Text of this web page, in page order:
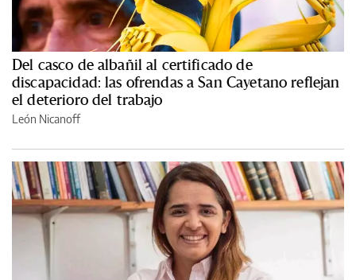
Del casco de albañil al certificado de
discapacidad: las ofrendas a San Cayetano reflejan
el deterioro del trabajo
León Nicanoff